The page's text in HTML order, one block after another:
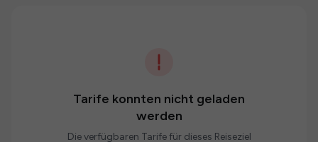
Tarife konnten nicht geladen
werden
Die verfügbaren Tarife für dieses Reiseziel